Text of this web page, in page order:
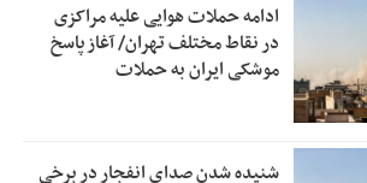
ادامه حملات هوایی علیه مراکزی
در نقاط مختلف تهران/ آغاز پاسخ
موشکی ایران به حملات
شنیده شدن صدای انفجار در برخی